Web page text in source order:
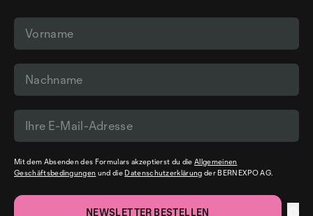
Mit dem Absenden des Formulars akzeptierst du dieAllgemeinen
Geschäftsbedingungen und die Datenschutzerklärung der BERNEXPO AG.